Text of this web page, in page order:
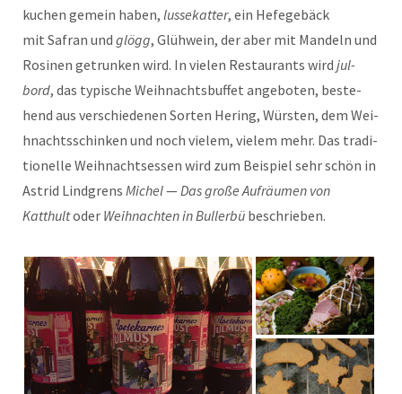
kuchen gemein haben, lussekat­ter, ein Hefege­bäck
mit Safran und glögg, Glüh­wein, der aber mit Man­deln und
Rosi­nen getrunk­en wird. In vie­len Restau­rants wird jul­
bord, das typ­is­che Wei­h­nachts­buf­fet ange­boten, beste­
hend aus ver­schiede­nen Sorten Her­ing, Würsten, dem Wei­
h­nachtss­chinken und noch vielem, vielem mehr. Das tra­di­
tionelle Wei­h­nacht­sessen wird zum Beispiel sehr schön in
Astrid Lind­grens Michel— Dasgroße Aufräu­men von
Katthultoder Wei­h­nacht­en in Buller­bü beschrieben.